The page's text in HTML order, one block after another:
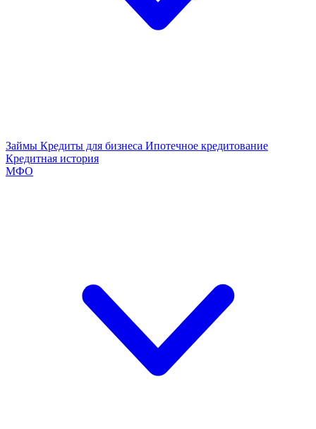
Займы Кредиты для бизнеса Ипотечное кредитование
Кредитная история
МФО